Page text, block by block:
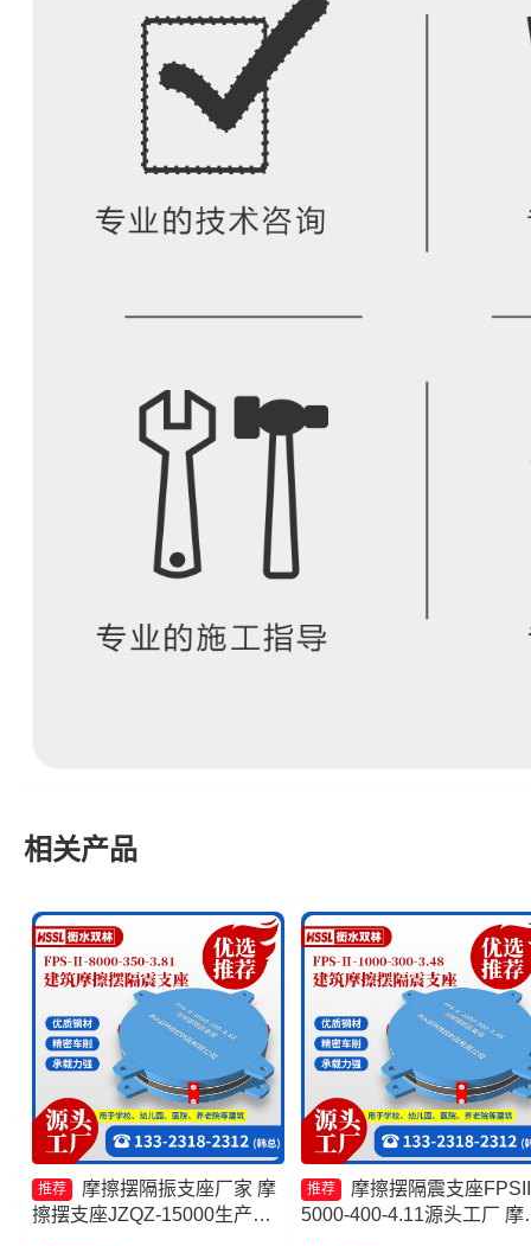
相关产品
推荐
摩擦摆隔振支座厂家 摩
擦摆支座JZQZ-15000生产厂
推荐
摩擦摆隔震支座
5000-400-4.11源头工厂 摩